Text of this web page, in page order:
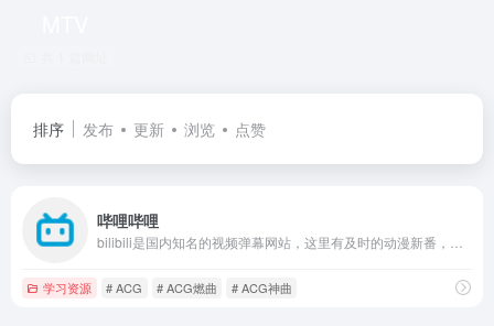
排序 发布 更新 浏览 点赞
哔哩哔哩
学习资源 # ACG # ACG燃曲 # ACG神曲